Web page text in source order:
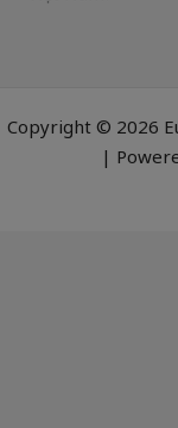
Copyright © 2026
|